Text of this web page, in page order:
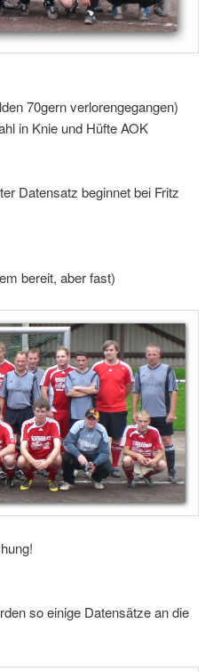
70gern verlorengegangen)
in Knie und Hüfte AOK
Datensatz beginnet bei Fritz
bereit, aber fast)
so einige Datensätze an die